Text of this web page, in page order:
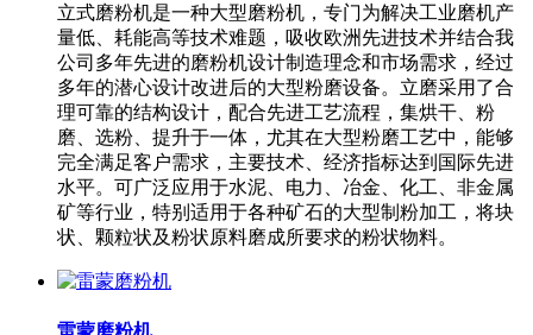
立式磨粉机是一种大型磨粉机，专门为解决工业磨机产
量低、耗能高等技术难题，吸收欧洲先进技术并结合我
公司多年先进的磨粉机设计制造理念和市场需求，经过
多年的潜心设计改进后的大型粉磨设备。立磨采用了合
理可靠的结构设计，配合先进工艺流程，集烘干、粉
磨、选粉、提升于一体，尤其在大型粉磨工艺中，能够
完全满足客户需求，主要技术、经济指标达到国际先进
水平。可广泛应用于水泥、电力、冶金、化工、非金属
矿等行业，特别适用于各种矿石的大型制粉加工，将块
状、颗粒状及粉状原料磨成所要求的粉状物料。